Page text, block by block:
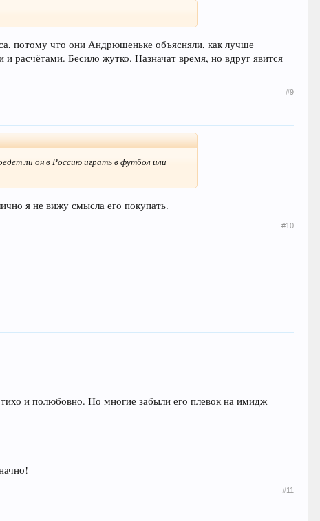
потому что они Андрюшеньке объясняли, как лучше
расчётами. Бесило жутко. Назначат время, но вдруг явится
#9
ли он в Россию играть в футбол или
я не вижу смысла его покупать.
#10
и полюбовно. Но многие забыли его плевок на имидж
#11